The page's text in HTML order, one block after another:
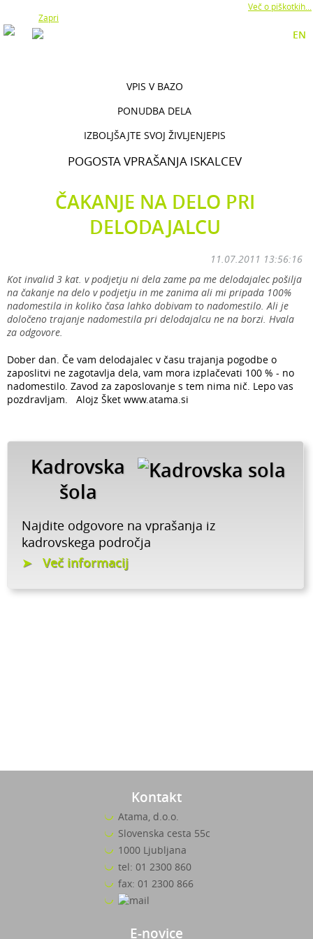
Več o piškotkih...
Zapri
EN
VPIS V BAZO
PONUDBA DELA
IZBOLJŠAJTE SVOJ ŽIVLJENJEPIS
POGOSTA VPRAŠANJA ISKALCEV
ČAKANJE NA DELO PRI
DELODAJALCU
11.07.2011 13:56:16
Kot invalid 3 kat. v podjetju ni dela zame pa me delodajalec pošilja
na čakanje na delo v podjetju in me zanima ali mi pripada 100%
nadomestila in koliko časa lahko dobivam to nadomestilo. Ali je
določeno trajanje nadomestila pri delodajalcu ne na borzi. Hvala
za odgovore.
Dober dan. Če vam delodajalec v času trajanja pogodbe o
zaposlitvi ne zagotavlja dela, vam mora izplačevati 100 % - no
nadomestilo. Zavod za zaposlovanje s tem nima nič. Lepo vas
pozdravljam. Alojz Šket www.atama.si
Kadrovska
šola
Najdite odgovore na vprašanja iz
kadrovskega področja
Več informacij
Kontakt
Atama, d.o.o.
Slovenska cesta 55c
1000 Ljubljana
tel: 01 2300 860
fax: 01 2300 866
E-novice